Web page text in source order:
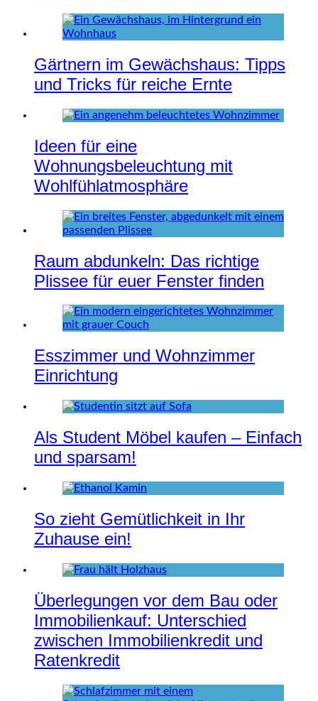
Gärtnern im Gewächshaus: Tipps
und Tricks für reiche Ernte
Ideen für eine
Wohnungsbeleuchtung mit
Wohlfühlatmosphäre
Raum abdunkeln: Das richtige
Plissee für euer Fenster finden
Esszimmer und Wohnzimmer
Einrichtung
Als Student Möbel kaufen – Einfach
und sparsam!
So zieht Gemütlichkeit in Ihr
Zuhause ein!
Überlegungen vor dem Bau oder
Immobilienkauf: Unterschied
zwischen Immobilienkredit und
Ratenkredit